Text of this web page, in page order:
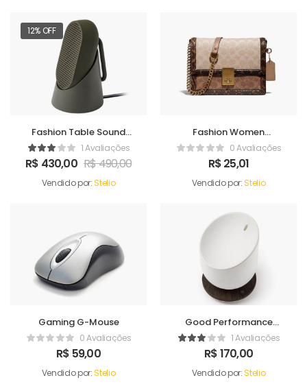
12% OFF
Fashion Table Sound
Maker1 Avaliações
R$ 430,00 R$490,00
Vendido por:Stelio
Fashion Women
Handbag0 Avaliações
R$25,01
Vendido por:Stelio
Gaming G-Mouse
0 Avaliações
R$ 59,00
Vendido por:Stelio
Good Performance
Humidifer1 Avaliações
R$170,00
Vendido por:Stelio